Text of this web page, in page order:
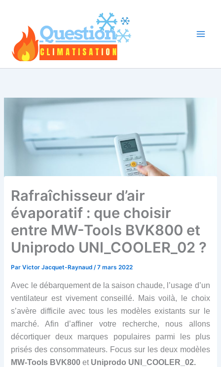
Rafraîchisseur d’air
évaporatif : que choisir
entre MW-Tools BVK800 et
Uniprodo UNI_COOLER_02 ?
ParVictor Jacquet-Raynaud/7 mars 2022
Avec le débarquement de la saison chaude, l’usage d’un
ventilateur est vivement conseillé. Mais voilà, le choix
s’avère difficile avec tous les modèles existants sur le
marché. Afin d’affiner votre recherche, nous allons
décortiquer deux marques populaires parmi les plus
prisés des consommateurs. Focus sur les deux modèles
MW-Tools BVK800et Uniprodo UNI_COOLER_02.